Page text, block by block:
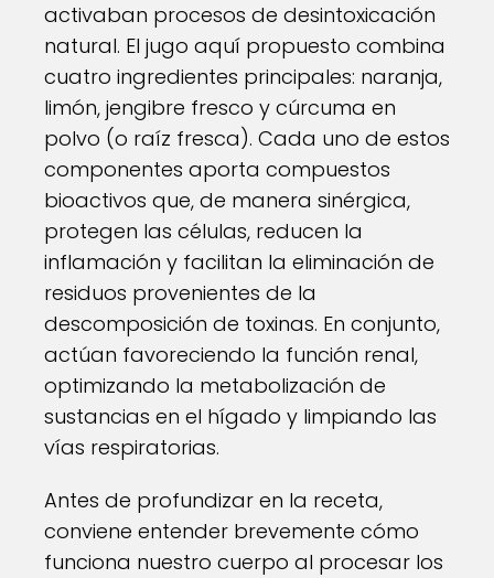
activaban procesos de desintoxicación
natural. El jugo aquí propuesto combina
cuatro ingredientes principales: naranja,
limón, jengibre fresco y cúrcuma en
polvo (o raíz fresca). Cada uno de estos
componentes aporta compuestos
bioactivos que, de manera sinérgica,
protegen las células, reducen la
inflamación y facilitan la eliminación de
residuos provenientes de la
descomposición de toxinas. En conjunto,
actúan favoreciendo la función renal,
optimizando la metabolización de
sustancias en el hígado y limpiando las
vías respiratorias.
Antes de profundizar en la receta,
conviene entender brevemente cómo
funciona nuestro cuerpo al procesar los